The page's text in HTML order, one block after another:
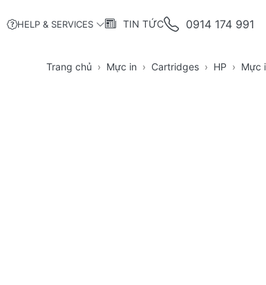
HELP & SERVICES TIN TỨC 0914 174 991
Trang chủ Mực in Cartridges HP Mực